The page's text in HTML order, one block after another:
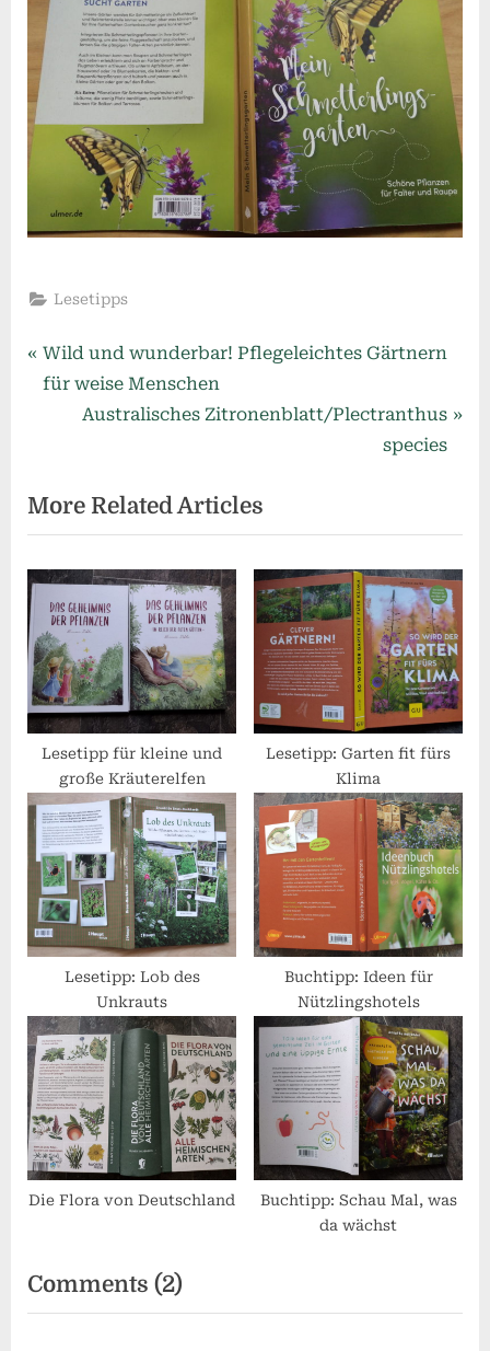
Lesetipps
Beitragsnavigation
P
r
o
u
s
P
o
s
t
:
Wild und wunderbar! Pflegeleichtes Gärtnern
für weise Menschen
N
t
P
o
t
:
Australisches Zitronenblatt/Plectranthus
species
More Related Articles
Lesetipp für kleine und
große Kräuterelfen
Lesetipp: Garten fit fürs
Klima
Lesetipp: Lob des
Unkrauts
Buchtipp: Ideen für
Nützlingshotels
Die Flora von Deutschland
Buchtipp: Schau Mal, was
da wächst
Comments (2)
“Lesetipp: